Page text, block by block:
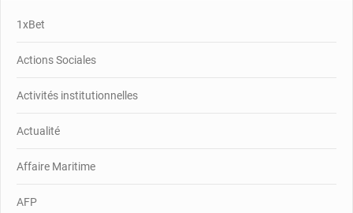
1xBet
Actions Sociales
Activités institutionnelles
Actualité
Affaire Maritime
AFP